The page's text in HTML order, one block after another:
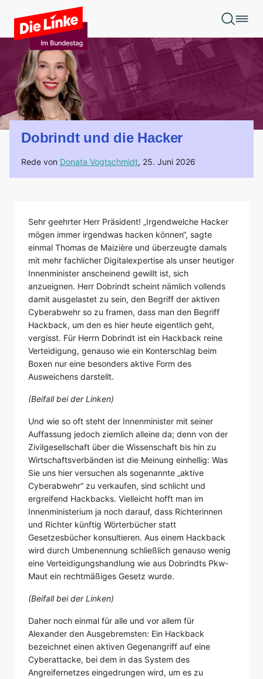
Zum Hauptinhalt springen
Dobrindt und die Hacker
Rede von Donata Vogtschmidt, 25. Juni 2026
Sehr geehrter Herr Präsident! „Irgendwelche Hacker
mögen immer irgendwas hacken können“, sagte
einmal Thomas de Maizière und überzeugte damals
mit mehr fachlicher Digitalexpertise als unser heutiger
Innenminister anscheinend gewillt ist, sich
anzueignen. Herr Dobrindt scheint nämlich vollends
damit ausgelastet zu sein, den Begriff der aktiven
Cyberabwehr so zu framen, dass man den Begriff
Hackback, um den es hier heute eigentlich geht,
vergisst. Für Herrn Dobrindt ist ein Hackback reine
Verteidigung, genauso wie ein Konterschlag beim
Boxen nur eine besonders aktive Form des
Ausweichens darstellt.
(Beifall bei der Linken)
Und wie so oft steht der Innenminister mit seiner
Auffassung jedoch ziemlich alleine da; denn von der
Zivilgesellschaft über die Wissenschaft bis hin zu
Wirtschaftsverbänden ist die Meinung einhellig: Was
Sie uns hier versuchen als sogenannte „aktive
Cyberabwehr“ zu verkaufen, sind schlicht und
ergreifend Hackbacks. Vielleicht hofft man im
Innenministerium ja noch darauf, dass Richterinnen
und Richter künftig Wörterbücher statt
Gesetzesbücher konsultieren. Aus einem Hackback
wird durch Umbenennung schließlich genauso wenig
eine Verteidigungshandlung wie aus Dobrindts Pkw-
Maut ein rechtmäßiges Gesetz wurde.
(Beifall bei der Linken)
Daher noch einmal für alle und vor allem für
Alexander den Ausgebremsten: Ein Hackback
bezeichnet einen aktiven Gegenangriff auf eine
Cyberattacke, bei dem in das System des
Angreifernetzes eingedrungen wird, um es zu